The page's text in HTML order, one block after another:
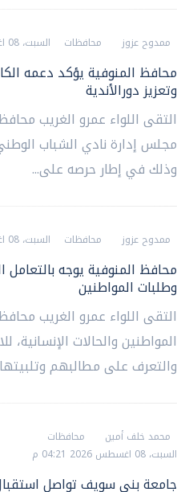
ممدوح عزوز محافظات السبت، 08 اغسطس 2026 07:23 م
محافظ المنوفية يؤكد دعمه
وتعزيز دورالأندية
التقى اللواء عمرو الغريب
مجلس إدارة نادي الشباب
وذلك في إطار حرصه على...
ممدوح عزوز محافظات السبت، 08 اغسطس 2026 07:19 م
محافظ المنوفية يوجه
وطلبات المواطنين
التقى اللواء عمرو الغريب
المواطنين والحالات
والتعرف على مطالبهم
محمد خلف أمين
محافظات
السبت، 08 اغسطس 2026 04:21 م
جامعة بني سويف تواصل